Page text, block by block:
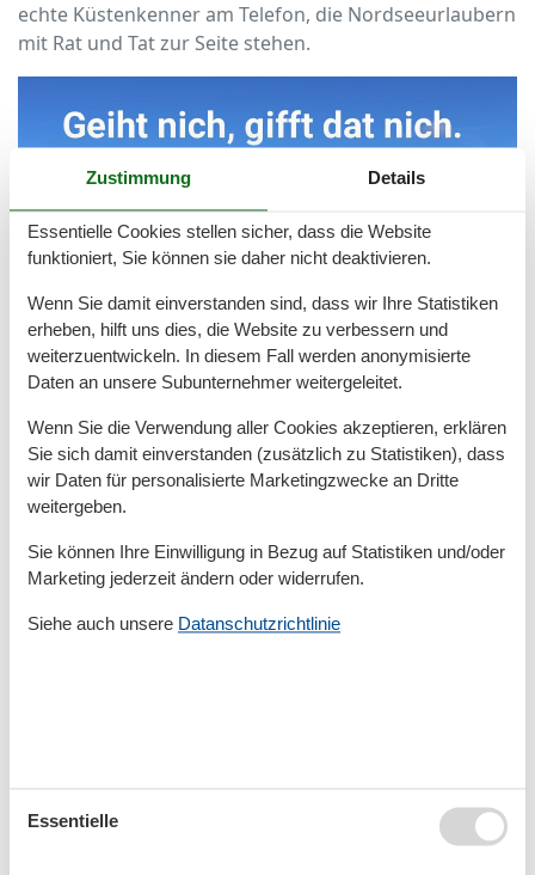
echte Küstenkenner am Telefon, die Nordseeurlaubern
mit Rat und Tat zur Seite stehen.
Plattdeutsch für: Geht nicht, gibt’s nicht.
Dat is de Besatzung
Wir selbst sind an der Küste zuhause und echte
Nordlichter, Inselkinder, Fischköppe und Meer-Fans.
Die Begeisterung für die schönen Strände, weiten
Felder und ordentlich Wind um die Ohren teilen wir
alle. Egal ob am Telefon oder per E-Mail, bei Fragen
erreichen Sie immer einen Küstenbegeisterten, der Sie
Wir, die Metatravel Deutschland GmbH, haben bereits
Zustimmung Details
Essentielle Cookies stellen sicher, dass die Website
funktioniert, Sie können sie daher nicht deaktivieren.
Wenn Sie damit einverstanden sind, dass wir Ihre Statistiken
erheben, hilft uns dies, die Website zu verbessern und
weiterzuentwickeln. In diesem Fall werden anonymisierte
Daten an unsere Subunternehmer weitergeleitet.
Wenn Sie die Verwendung aller Cookies akzeptieren, erklären
Sie sich damit einverstanden (zusätzlich zu Statistiken), dass
wir Daten für personalisierte Marketingzwecke an Dritte
weitergeben.
Sie können Ihre Einwilligung in Bezug auf Statistiken und/oder
Marketing jederzeit ändern oder widerrufen.
Siehe auch unsere Datanschutzrichtlinie
Essentielle